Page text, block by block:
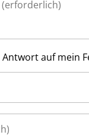
auf mein